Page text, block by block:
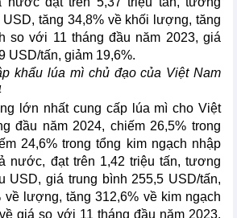
tăng 34,8% về khối lượng, tăng
so với 11 tháng đầu năm 2023, giá
USD/tấn, giảm 19,6%.
khẩu lúa mì chủ đạo của Việt Nam
lớn nhất cung cấp lúa mì cho Việt
đầu năm 2024, chiếm 26,5% trong
24,6% trong tổng kim ngạch nhập
nước, đạt trên 1,42 triệu tấn, tương
USD, giá trung bình 255,5 USD/tấn,
về lượng, tăng 312,6% về kim ngạch
giá so với 11 tháng đầu năm 2023.